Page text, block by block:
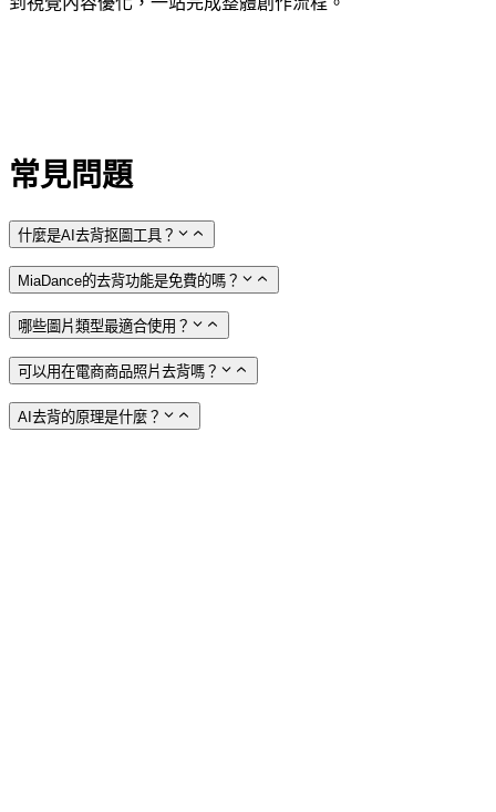
常見問題
什麼是AI去背抠圖工具？
MiaDance的去背功能是免費的嗎？
哪些圖片類型最適合使用？
可以用在電商商品照片去背嗎？
AI去背的原理是什麼？